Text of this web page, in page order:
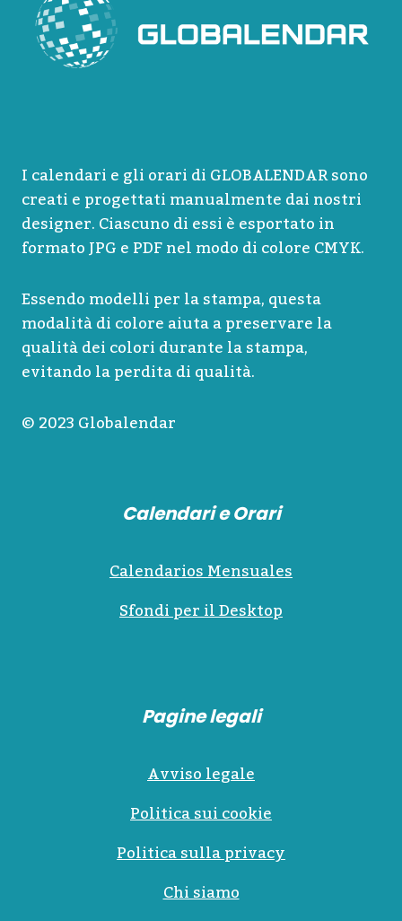
I calendari e gli orari di GLOBALENDAR sono
creati e progettati manualmente dai nostri
designer. Ciascuno di essi è esportato in
formato JPG e PDF nel modo di colore CMYK.
Essendo modelli per la stampa, questa
modalità di colore aiuta a preservare la
qualità dei colori durante la stampa,
evitando la perdita di qualità.
© 2023 Globalendar
Calendari e Orari
Calendarios Mensuales
Sfondi per il Desktop
Pagine legali
Avviso legale
Politica sui cookie
Politica sulla privacy
Chi siamo